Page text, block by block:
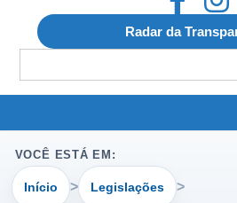
Radar da
for:
VOCÊ ESTÁ EM:
Início Legislações